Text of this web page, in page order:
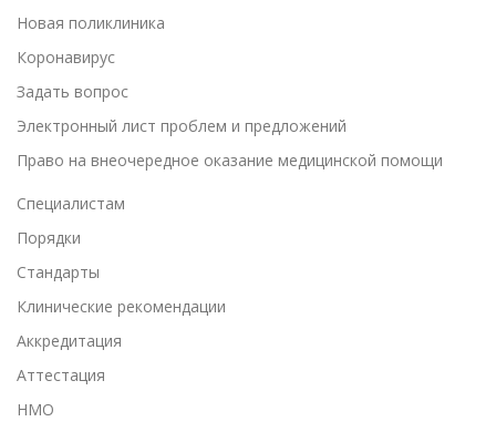
Новая поликлиника
Коронавирус
Задать вопрос
Электронный лист проблем и предложений
Право на внеочередное оказание медицинской помощи
Специалистам
Порядки
Cтандарты
Клинические рекомендации
Аккредитация
Аттестация
НМО